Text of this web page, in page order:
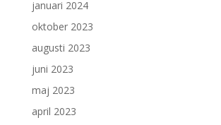
januari 2024
oktober 2023
augusti 2023
juni 2023
maj 2023
april 2023